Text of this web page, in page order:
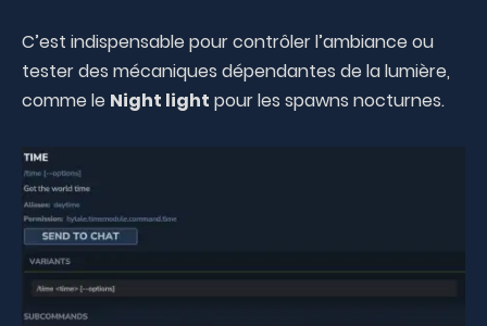
C’est indispensable pour contrôler l’ambiance ou
tester des mécaniques dépendantes de la lumière,
comme le Night light pour les spawns nocturnes.